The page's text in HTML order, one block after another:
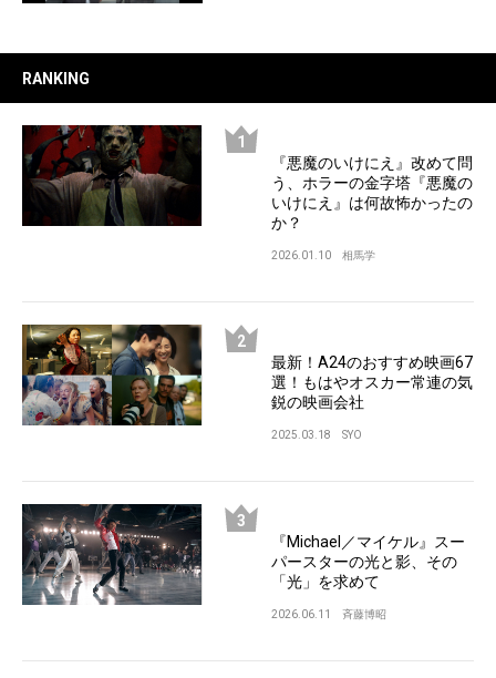
RANKING
『悪魔のいけにえ』改めて問
う、ホラーの金字塔『悪魔の
いけにえ』は何故怖かったの
か？
2026.01.10 相馬学
最新！A24のおすすめ映画67
選！もはやオスカー常連の気
鋭の映画会社
2025.03.18 SYO
『Michael／マイケル』スー
パースターの光と影、その
「光」を求めて
2026.06.11 斉藤博昭